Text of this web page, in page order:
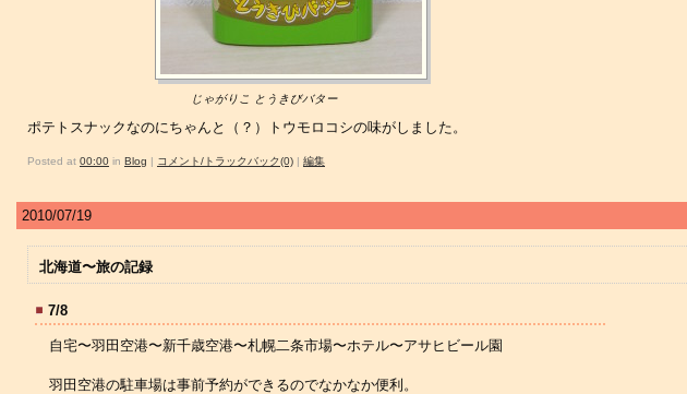
じゃがりこ とうきびバター
ポテトスナックなのにちゃんと（？）トウモロコシの味がしました。
Posted at 00:00 in Blog | コメント/トラックバック(0) | 編集
2010/07/19
北海道〜旅の記録
7/8
自宅〜羽田空港〜新千歳空港〜札幌二条市場〜ホテル〜アサヒビール園
羽田空港の駐車場は事前予約ができるのでなかなか便利。